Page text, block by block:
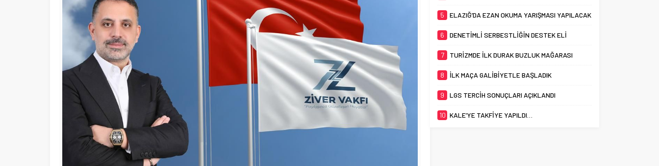
5 ELAZIĞ’DA EZAN OKUMA YARIŞMASI YAPILACAK
6 DENETİMLİ SERBESTLİĞİN DESTEK ELİ
7 TURİZMDE İLK DURAK BUZLUK MAĞARASI
8 İLK MAÇA GALİBİYETLE BAŞLADIK
9 LGS TERCİH SONUÇLARI AÇIKLANDI
10 KALE’YE TAKFİYE YAPILDI…